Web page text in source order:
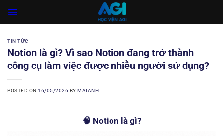
TIN TỨC
Notion là gì? Vì sao Notion đang trở thành
công cụ làm việc được nhiều người sử dụng?
POSTED ON16/05/2026 BYMAIANH
🧠 Notion là gì?